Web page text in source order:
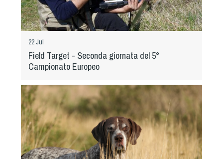
22 Jul
Field Target - Seconda giornata del 5°
Campionato Europeo
Dog Triathlon
Hoopers
Mantrailing
Obedience
Retriever Sport
Ricerca Tartufo
Sheepdog
Sport acquatici
Treibball